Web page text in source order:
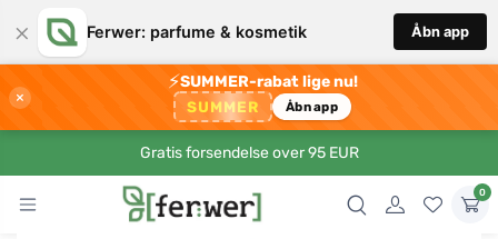
× Ferwer: parfume & kosmetik Åbn app
×
⚡SUMMER-rabat lige nu!
SUMMER Åbn app
Gratis forsendelse over 95 EUR
0